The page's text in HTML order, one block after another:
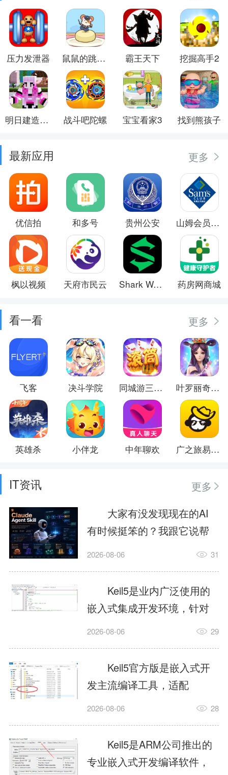
压力发泄器 鼠鼠的跳跃冒险 霸王天下 挖掘高手2
明日建造大师 战斗吧陀螺 宝宝看家3 找到熊孩子
最新应用 更多
优信拍 和多号 贵州公安 山姆会员商店
枫以视频 天府市民云 Shark Wear 药房网商城
看一看 更多
飞客 决斗学院 同城游三副滚筒 叶罗丽奇幻大冒险
英雄杀 小伴龙 中年聊欢 广之旅易起行
IT资讯
更多
大家有没发现现在的AI
有时候挺笨的？我跟它说帮
我订个明天早上的闹钟，它
这样？因为AI，就是个只会
耍嘴皮子的书呆子。它脑子
里有海量知识，但没有真正
激发出来实力。而
AgentSkill，就是给AI大脑装
上的一双机械手，它真的能
解决很多问题。1什么是
AgentSkillSkill指...
2026-08-06 31
Keil5是业内广泛使用的
嵌入式集成开发环境，针对
ARM、51内核单片机提供编
力，代码编译稳定，调试工
具成熟，大量开源项目基于
该平台开发。新项目需要单
独下载对应芯片支持包，新
手配置难度较高，正版商业
授权费用不菲，未授权版本
存在程序容量限制，适合硬
2026-08-06 29
Keil5官方版是嵌入式开
发主流编译工具，适配
STM32、51单片机等多款芯
在线调试、代码仿真，兼容
众多厂商芯片安装包。软件
需要手动添加器件库，初次
2026-08-06 28
Keil5是ARM公司推出的
专业嵌入式开发编译软件，